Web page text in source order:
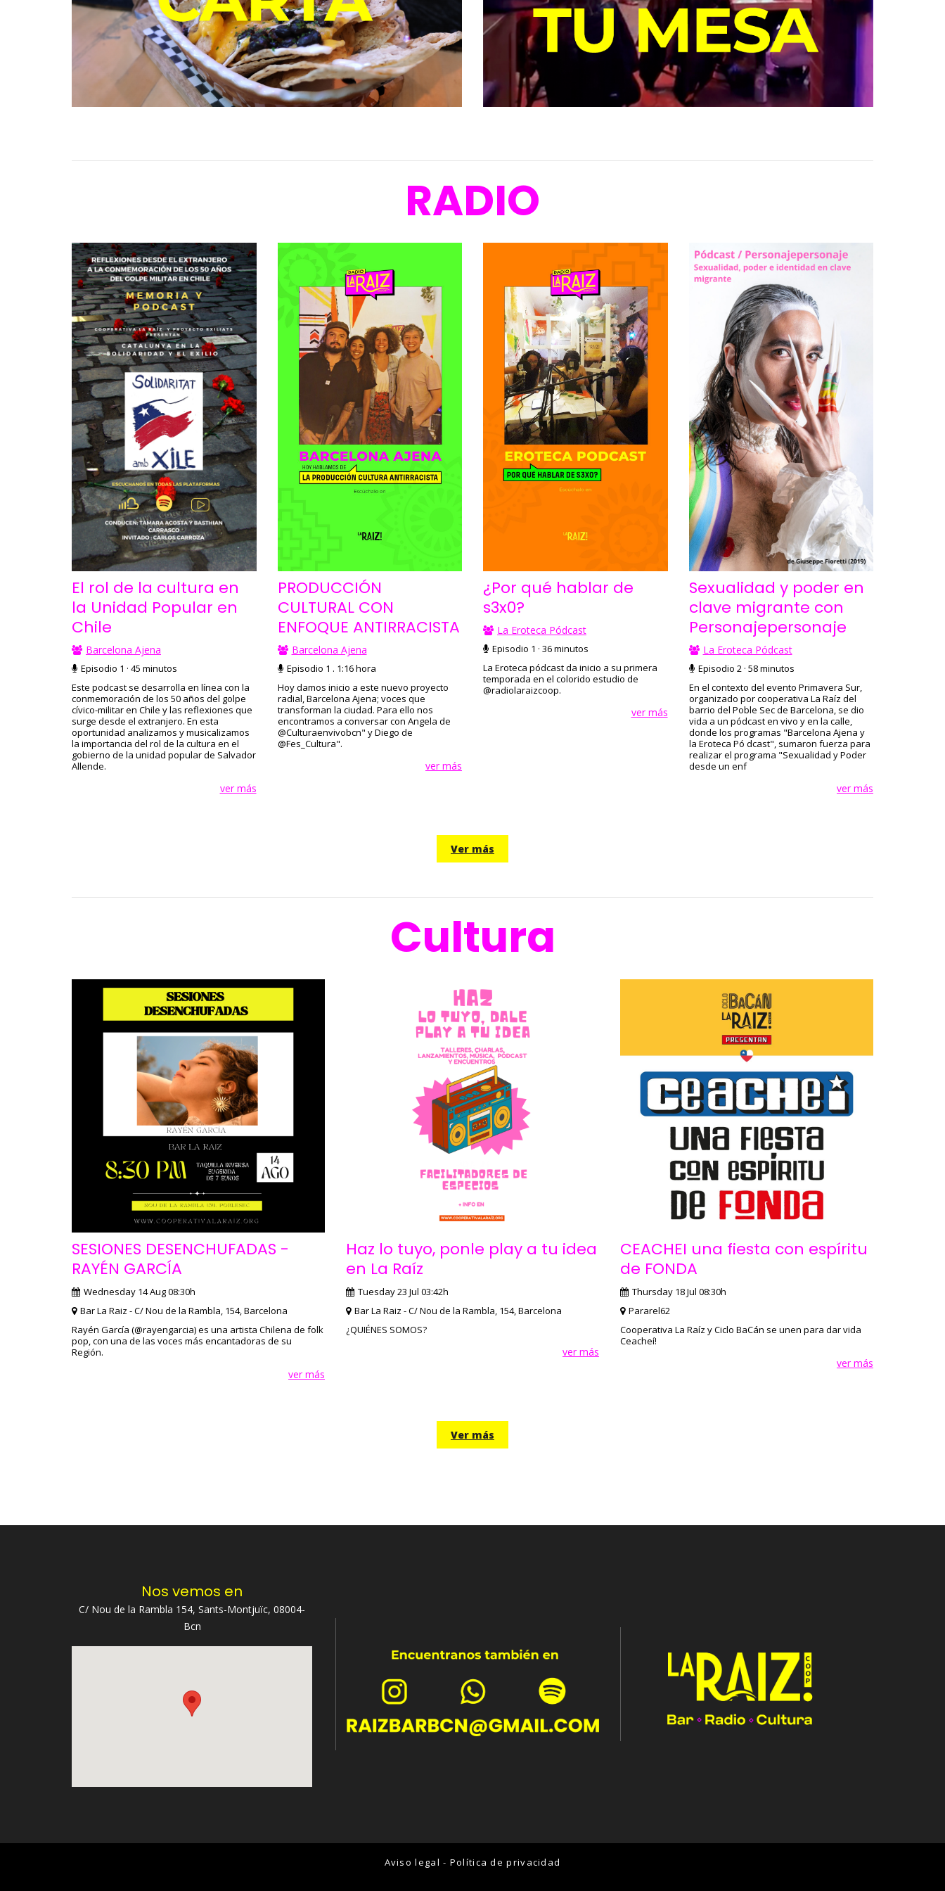
RADIO
El rol de la cultura en
la Unidad Popular en
Chile
Barcelona Ajena
Episodio 1 · 45 minutos
Este podcast se desarrolla en línea con la
conmemoración de los 50 años del golpe
cívico-militar en Chile y las reflexiones que
surge desde el extranjero. En esta
oportunidad analizamos y musicalizamos
la importancia del rol de la cultura en el
gobierno de la unidad popular de Salvador
Allende.
ver más
PRODUCCIÓN
CULTURAL CON
ENFOQUE ANTIRRACISTA
Barcelona Ajena
Episodio 1 . 1:16 hora
Hoy damos inicio a este nuevo proyecto
radial, Barcelona Ajena; voces que
transforman la ciudad. Para ello nos
encontramos a conversar con Angela de
@Culturaenvivobcn" y Diego de
@Fes_Cultura".
ver más
¿Por qué hablar de
s3x0?
La Eroteca Pódcast
Episodio 1 · 36 minutos
La Eroteca pódcast da inicio a su primera
temporada en el colorido estudio de
@radiolaraizcoop.
ver más
Sexualidad y poder en
clave migrante con
Personajepersonaje
La Eroteca Pódcast
Episodio 2 · 58 minutos
En el contexto del evento Primavera Sur,
organizado por cooperativa La Raíz del
barrio del Poble Sec de Barcelona, se dio
vida a un pódcast en vivo y en la calle,
donde los programas "Barcelona Ajena y
la Eroteca Pó dcast", sumaron fuerza para
realizar el programa "Sexualidad y Poder
desde un enf
ver más
Ver más
Cultura
SESIONES DESENCHUFADAS -
RAYÉN GARCÍA
Wednesday 14 Aug 08:30h
Bar La Raiz - C/ Nou de la Rambla, 154, Barcelona
Rayén García (@rayengarcia) es una artista Chilena de folk
pop, con una de las voces más encantadoras de su
Región.
ver más
Haz lo tuyo, ponle play a tu idea
en La Raíz
Tuesday 23 Jul 03:42h
Bar La Raiz - C/ Nou de la Rambla, 154, Barcelona
¿QUIÉNES SOMOS?
ver más
CEACHEI una fiesta con espíritu
de FONDA
Thursday 18 Jul 08:30h
Pararel62
Cooperativa La Raíz y Ciclo BaCán se unen para dar vida
Ceacheí!
ver más
Ver más
Nos vemos en
C/ Nou de la Rambla 154, Sants-Montjuïc, 08004-
Bcn
Aviso legal - Política de privacidad